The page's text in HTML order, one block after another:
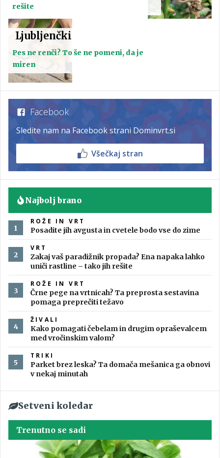
rešite
Ljubljenčki
Pes ne renči? To še ne pomeni, da je
miren
Facebook
Sledite nam na Facebook strani Dominvrt.si
Všečkaj stran
Najbolj brano
ROŽE IN VRT
Posadite jih avgusta in cvetele bodo vse do zime
VRT
Zakaj vaš paradižnik propada? Ena napaka lahko
uniči rastline – tako jih rešite
ROŽE IN VRT
Črne pege na vrtnicah? Ta preprosta sestavina
pomaga preprečiti težavo
ŽIVALI
Kako pomagati čebelam in drugim opraševalcem
med vročinskim valom?
TRIKI
Parket brez leska? Ta domača mešanica ga obnovi
v nekaj minutah
Setveni koledar
Trenutno se sadi